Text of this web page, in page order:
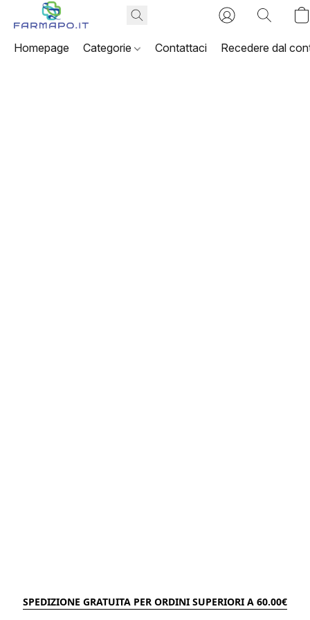
Homepage Categorie Contattaci Recedere dal
SPEDIZIONE GRATUITA PER ORDINI SUPERIORI A 60.00€